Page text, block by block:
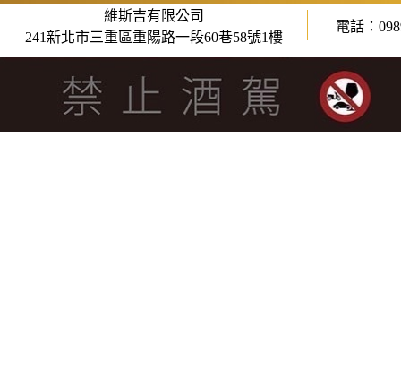
維斯吉有限公司
241新北市三重區重陽路一段60巷58號1樓
電話：